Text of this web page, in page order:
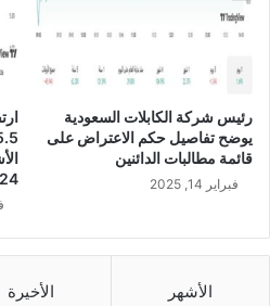
ي
رئيس شركة الكابلات السعودية
يوضح تفاصيل حكم الاعتراض على
قائمة مطالبات الدائنين
فبراير 14, 2025
الأشهر الأخيرة